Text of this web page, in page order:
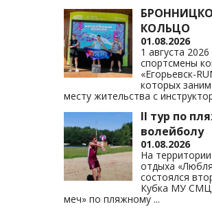
КОЛЬЦО
01.08.2026
1 августа 2026
спортсмены
«Егорьевск-
которых
месту жительства с
II тур по
волейболу
01.08.2026
На
отдыха
состоялся
Кубка МУ
меч» по пляжному ...